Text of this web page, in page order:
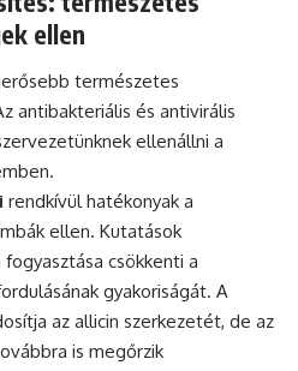
ellen
természetes
antibakteriális és antivirális
ellenállni a
rendkívül hatékonyak a
ellen. Kutatások
csökkenti a
gyakoriságát. A
az allicin szerkezetét, de az
is megőrzik